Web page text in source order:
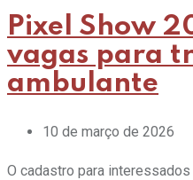
Pixel Show
vagas para
ambulante
10 de março de 2026
O cadastro para